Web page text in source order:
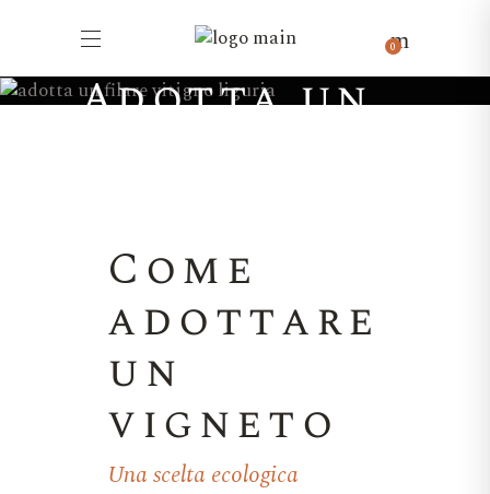
0
Adotta un
Come
adottare
un
vigneto
Una scelta ecologica